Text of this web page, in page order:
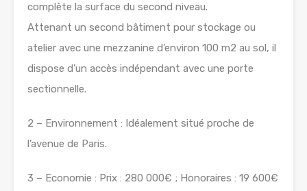
complète la surface du second niveau.
Attenant un second bâtiment pour stockage ou
atelier avec une mezzanine d’environ 100 m2 au sol, il
dispose d’un accès indépendant avec une porte
sectionnelle.
2 – Environnement : Idéalement situé proche de
l’avenue de Paris.
3 – Economie : Prix : 280 000€ ; Honoraires : 19 600€